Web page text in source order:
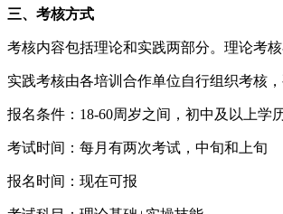
三、考核方式
考核内容包括理论和实践两部分。理论考
实践考核由各培训合作单位自行组织考核
报名条件：18-60周岁之间，初中及以上学
考试时间：每月有两次考试，中旬和上旬
报名时间：现在可报